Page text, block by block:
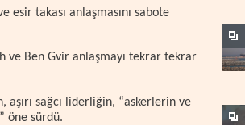
esir takası anlaşmasını sabote
ve Ben Gvir anlaşmayı tekrar tekrar
sağcı liderliğin, “askerlerin ve
öne sürdü.